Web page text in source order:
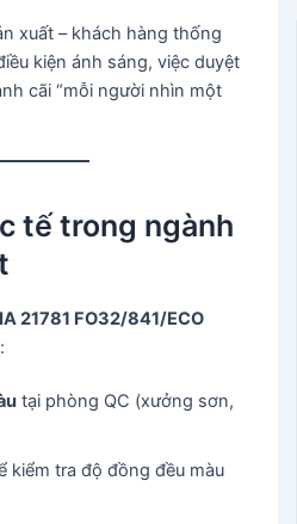
xuất – khách hàng thống
kiện ánh sáng, việc duyệt
cãi “mỗi người nhìn một
tế trong ngành
21781 FO32/841/ECO
tại phòng QC (xưởng sơn,
kiểm tra độ đồng đều màu